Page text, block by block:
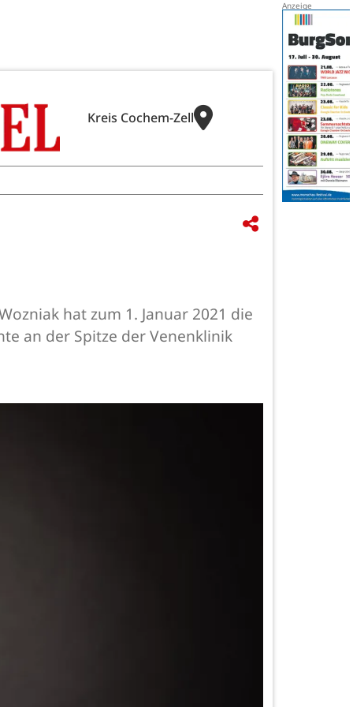
Kreis Cochem-Zell
hat zum 1. Januar 2021 die
an der Spitze der Venenklinik